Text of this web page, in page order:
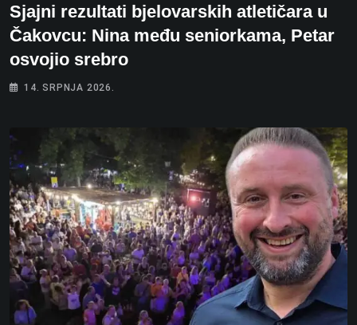
Sjajni rezultati bjelovarskih atletičara u
Čakovcu: Nina među seniorkama, Petar
osvojio srebro
14. SRPNJA 2026.